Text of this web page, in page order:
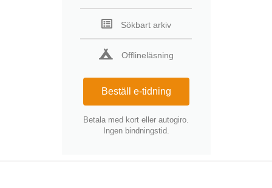
Sökbart arkiv
Offlineläsning
Beställ e-tidning
Betala med kort eller autogiro.
Ingen bindningstid.